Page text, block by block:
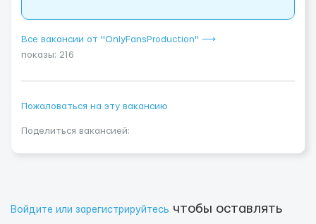
Все вакансии от "OnlyFansProduction" ⟶
показы: 216
Пожаловаться на эту вакансию
Поделиться вакансией:
Войдите или зарегистрируйтесь чтобы оставлять